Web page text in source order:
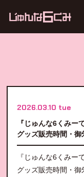
2026.03.10 tue
『じゅんな6くみー
グッズ販売時間・
『じゅんな6くみー
グッズ販売時間・